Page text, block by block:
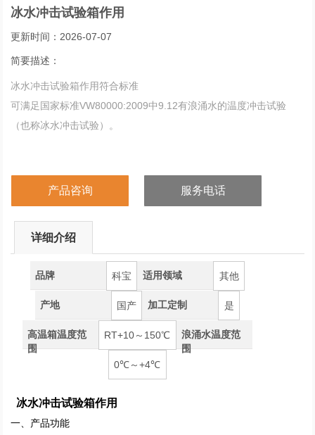
冰水冲击试验箱作用
更新时间：2026-07-07
简要描述：
冰水冲击试验箱作用符合标准
可满足国家标准VW80000:2009中9.12有浪涌水的温度冲击试验
（也称冰水冲击试验）。
产品咨询 服务电话
详细介绍
品牌 科宝 适用领域 其他
产地 国产 加工定制 是
高温箱温度范
围
RT+10～150℃
浪涌水温度范
围
0℃～+4℃
冰水冲击试验箱作用
一、产品功能